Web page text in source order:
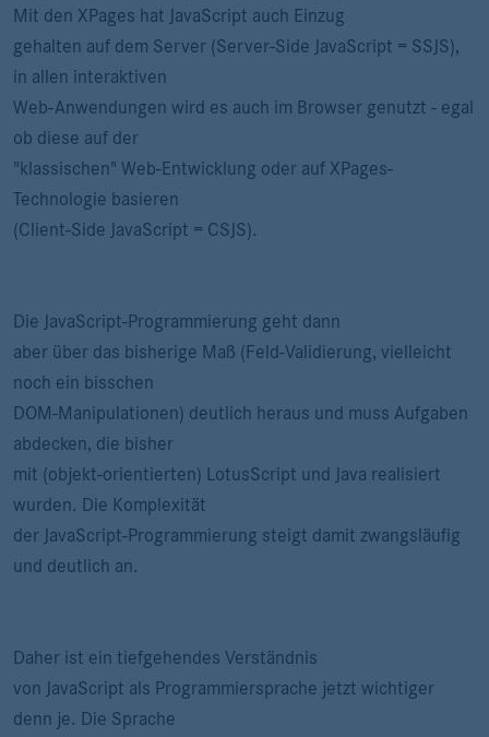
Mit den XPages hat JavaScript auch Einzug
gehalten auf dem Server (Server-Side JavaScript = SSJS),
in allen interaktiven
Web-Anwendungen wird es auch im Browser genutzt - egal
ob diese auf der
"klassischen" Web-Entwicklung oder auf XPages-
Technologie basieren
(Client-Side JavaScript = CSJS).
Die JavaScript-Programmierung geht dann
aber über das bisherige Maß (Feld-Validierung, vielleicht
noch ein bisschen
DOM-Manipulationen) deutlich heraus und muss Aufgaben
abdecken, die bisher
mit (objekt-orientierten) LotusScript und Java realisiert
wurden. Die Komplexität
der JavaScript-Programmierung steigt damit zwangsläufig
und deutlich an.
Daher ist ein tiefgehendes Verständnis
von JavaScript als Programmiersprache jetzt wichtiger
denn je. Die Sprache